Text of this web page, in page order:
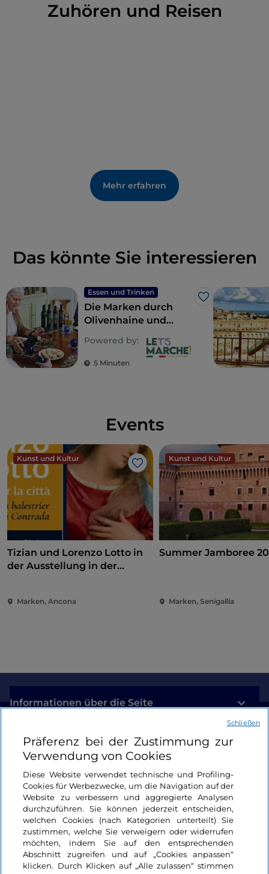
Zuhören und Reisen
Mehr erfahren
Das könnte Sie interessieren
Essen und Trinken
Like
Die Marken durch
Olivenhaine und
Geschmack auf Kultur
trifft
Powered by:
5 Minuten
Events
Kunst und Kultur
Like
Tizian und Lorenzo Lotto in
der Ausstellung in der
Marken, Ancona
Kunst und Kultur
Summer Jamboree
Marken, Senigallia
Informationen über die Seite
Nützliche Links
Login
Bleiben wir in Kontakt
Präferenz bei der Zustimmung zur
Verwendung von Cookies
Diese Website verwendet technische und Profiling-
Cookies für Werbezwecke, um die Navigation auf der
Website zu verbessern und aggregierte Analysen
durchzuführen. Sie können jederzeit entscheiden,
welchen Cookies (nach Kategorien unterteilt) Sie
zustimmen, welche Sie verweigern oder widerrufen
möchten, indem Sie auf den entsprechenden
Abschnitt zugreifen und auf „Cookies anpassen“
klicken. Durch Klicken auf „Alle zulassen“ stimmen
Schließen